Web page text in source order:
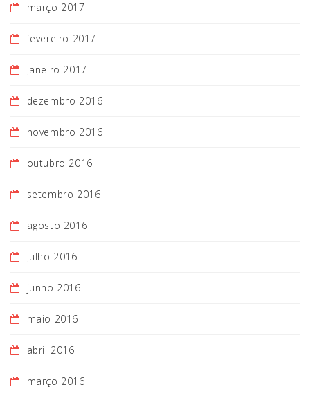
março 2017
fevereiro 2017
janeiro 2017
dezembro 2016
novembro 2016
outubro 2016
setembro 2016
agosto 2016
julho 2016
junho 2016
maio 2016
abril 2016
março 2016